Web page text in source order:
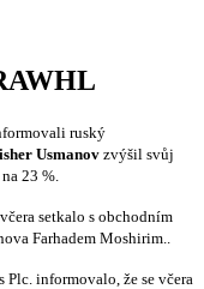
ruský
Usmanov zvýšil svůj
23 %.
setkalo s obchodním
Farhadem Moshirim..
Plc. informovalo, že se včera